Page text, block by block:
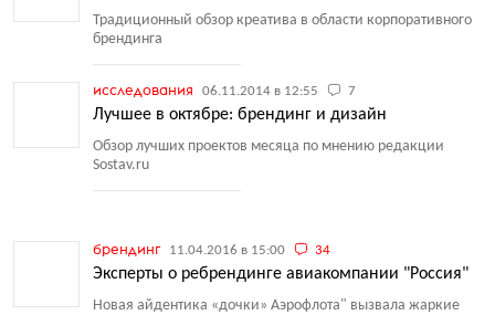
Традиционный обзор креатива в области корпоративного
брендинга
исследования 06.11.2014 в 12:55 7
Лучшее в октябре: брендинг и дизайн
Обзор лучших проектов месяца по мнению редакции
Sostav.ru
брендинг 11.04.2016 в 15:00 34
Эксперты о ребрендинге авиакомпании "Россия"
Новая айдентика «дочки» Аэрофлота" вызвала жаркие